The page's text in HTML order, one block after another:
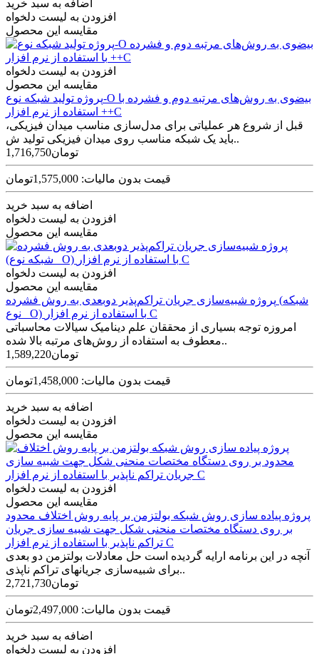
اضافه به سبد خرید
افزودن به لیست دلخواه
مقایسه این محصول
افزودن به لیست دلخواه
مقایسه این محصول
پروژه تولید شبکه نوع-O بیضوی به روش‌های مرتبه دوم و فشرده با
استفاده از نرم افزار ++C
قبل از شروع هر عملیاتی برای مدل‌سازی مناسب میدان فیزیکی،
باید یک شبکه مناسب روی میدان فیزیکی تولید ش..
1,716,750تومان
قیمت بدون مالیات: 1,575,000تومان
اضافه به سبد خرید
افزودن به لیست دلخواه
مقایسه این محصول
افزودن به لیست دلخواه
مقایسه این محصول
پروژه شبیه‌سازی جریان تراکم‌پذیر دوبعدی به روش فشرده (شبکه
نوع _O) با استفاده از نرم افزار C
امروزه توجه بسیاری از محققان علم دینامیک سیالات محاسباتی
معطوف به استفاده از روش‌های مرتبه بالا شده‌..
1,589,220تومان
قیمت بدون مالیات: 1,458,000تومان
اضافه به سبد خرید
افزودن به لیست دلخواه
مقایسه این محصول
افزودن به لیست دلخواه
مقایسه این محصول
پروژه پیاده سازی روش شبکه بولتزمن بر پایه روش اختلاف محدود
بر روی دستگاه مختصات منحنی شکل جهت شبیه سازی جریان
تراکم ناپذیر با استفاده از نرم افزار C
آنچه در این برنامه ارایه گردیده است حل معادلات بولتزمن دو بعدی
برای شبیه‌سازی جریان­های تراکم ­ناپذی..
2,721,730تومان
قیمت بدون مالیات: 2,497,000تومان
اضافه به سبد خرید
افزودن به لیست دلخواه